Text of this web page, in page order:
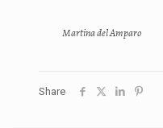
Martina del Amparo
Share